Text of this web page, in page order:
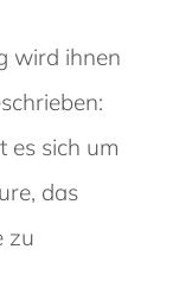
wird ihnen
es sich um
das
zu